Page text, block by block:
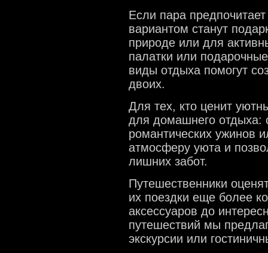
Если пара
вариантом станут
природе или для
палатки или
виды отдыха помогут
двоих.
Для тех, кто ценит
для домашнего отдыха:
романтических ужинов
атмосферу уюта и
лишних забот.
Путешественники
их поездки еще более
аксессуаров до
путешествий мы
экскурсии или